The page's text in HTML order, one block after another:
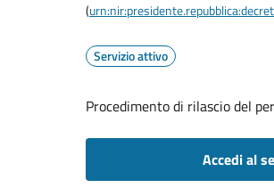
(
Servizio attivo
Procedimento di rilascio del
Accedi al